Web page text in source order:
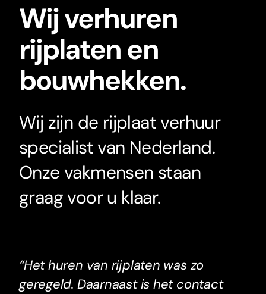
Wij verhuren
rijplaten en
bouwhekken.
Wij zijn de rijplaat verhuur
specialist van Nederland.
Onze vakmensen staan
graag voor u klaar.
“Het huren van rijplaten was zo
geregeld. Daarnaast is het contact